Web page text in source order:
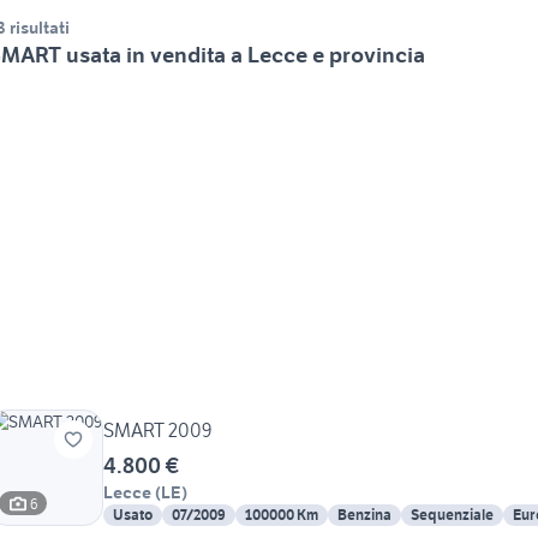
risultati
usata in vendita a Lecce e provincia
6
SMART 2009
4.800 €
Lecce (LE)
Usato 07/2009 100000 Km Benzina Sequenziale